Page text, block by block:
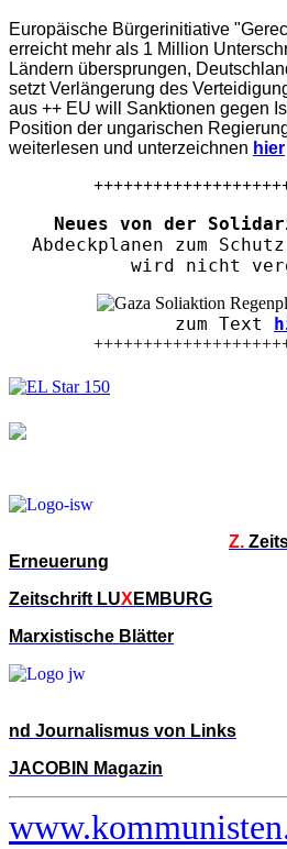
Europäische Bürgerinitiative
erreicht mehr als 1 Million
Ländern übersprungen,
setzt Verlängerung des
aus ++ EU will Sanktionen gegen
Position der ungarischen
weiterlesen und unterzeichnen hier
Neues von der
Abdeckplanen zum
wird nicht
zum Text
Z.
Erneuerung
Zeitschrift LUX EMBURG
Marxistische Blätter
nd Journalismus von Links
JACOBIN Magazin